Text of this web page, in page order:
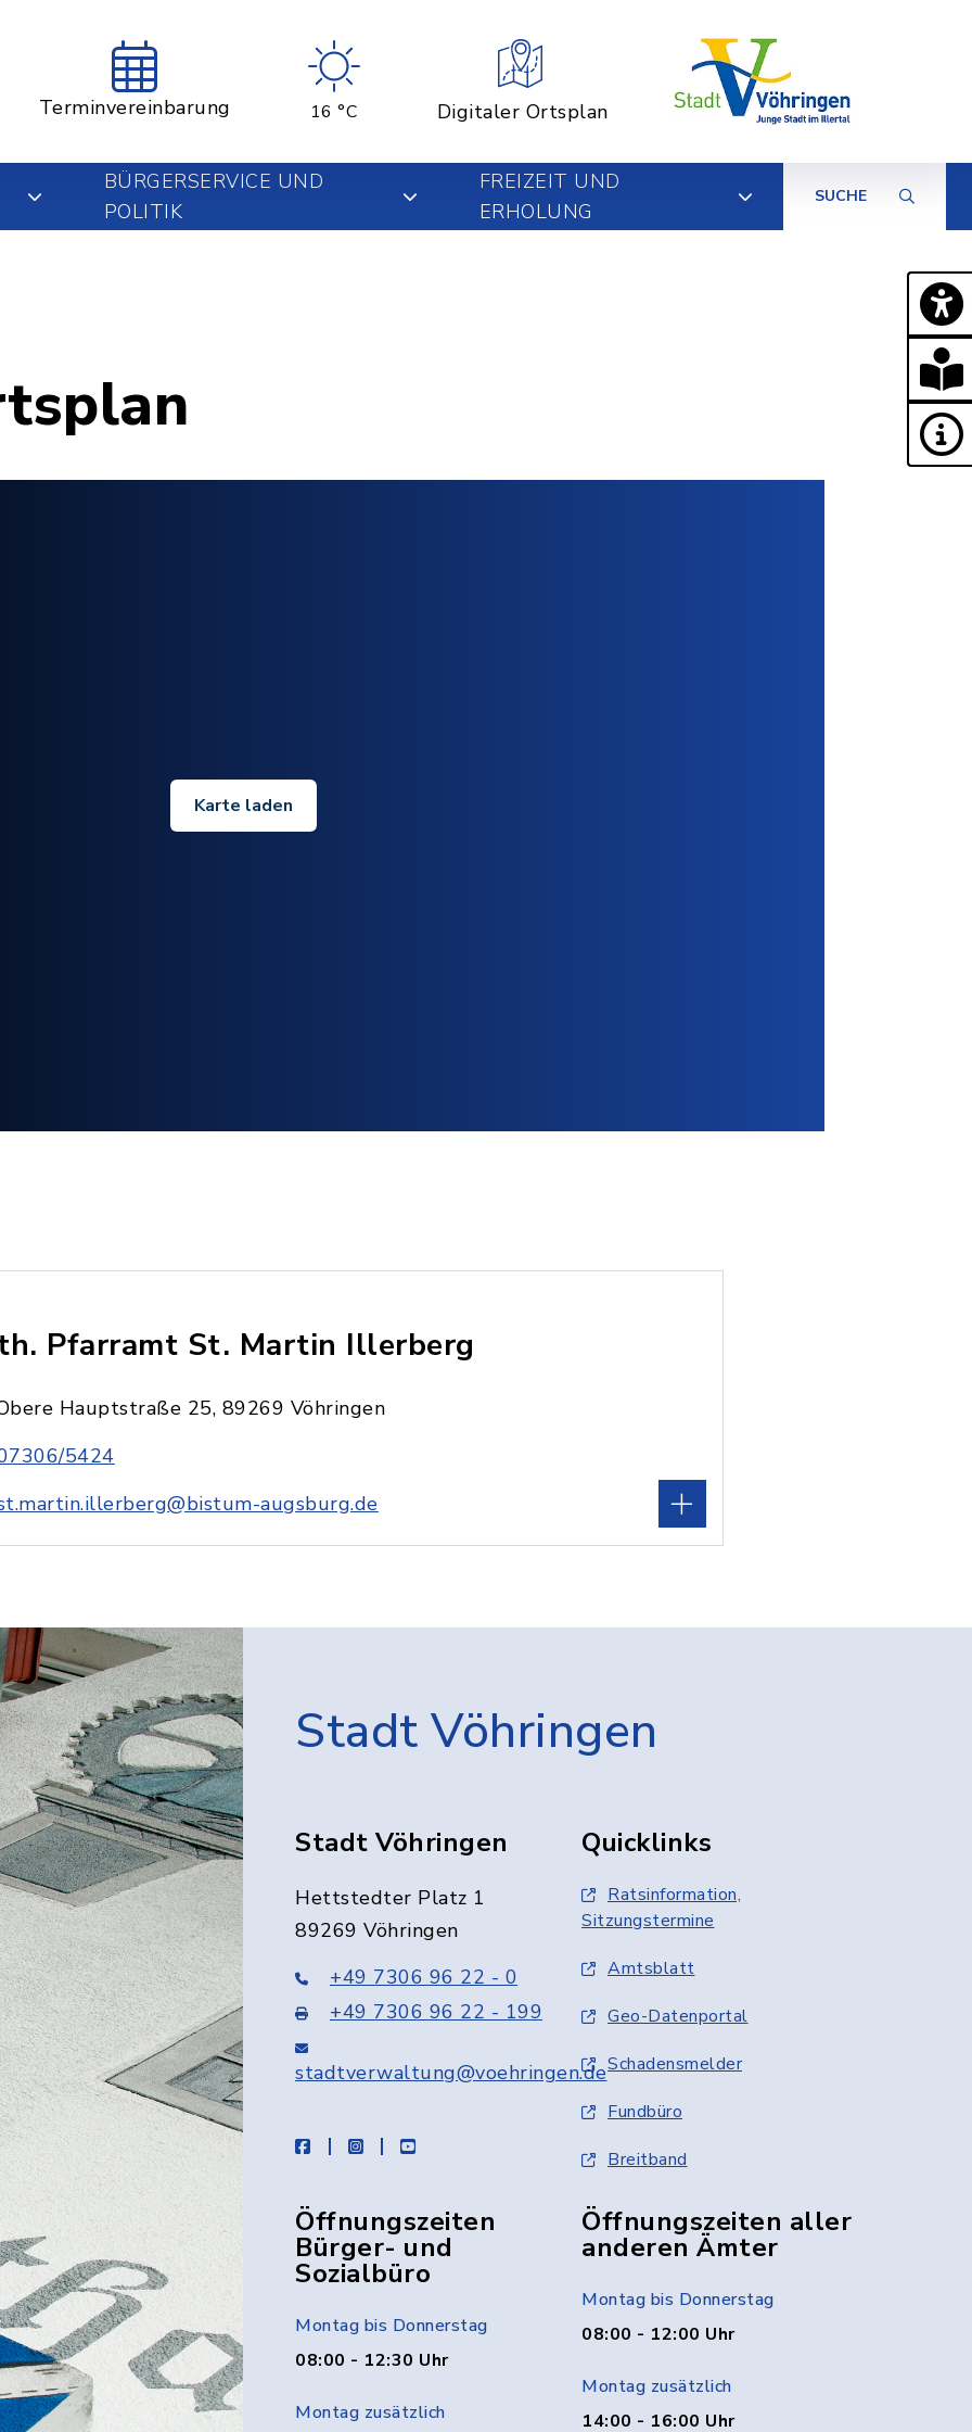
Terminvereinbarung 16 °C Digitaler Ortsplan
BÜRGERSERVICE UND
POLITIK
FREIZEIT UND
ERHOLUNG
SUCHE
Karte laden
Pfarramt St. Martin Illerberg
Hauptstraße 25, 89269 Vöhringen
5424
augsburg.de
Stadt Vöhringen
Stadt Vöhringen
Hettstedter Platz 1
89269 Vöhringen
+49 7306 96 22 - 0
+49 7306 96 22 - 199
stadtverwaltung@voehringen.de
facebookinstagramyoutube
Quicklinks
Ratsinformation,
Sitzungstermine
Amtsblatt
Geo-Datenportal
Schadensmelder
Fundbüro
Breitband
Öffnungszeiten
Bürger- und
Sozialbüro
Montag bis Donnerstag
08:00 - 12:30 Uhr
Montag zusätzlich
Öffnungszeiten aller
anderen Ämter
Montag bis Donnerstag
08:00 - 12:00 Uhr
Montag zusätzlich
14:00 - 16:00 Uhr